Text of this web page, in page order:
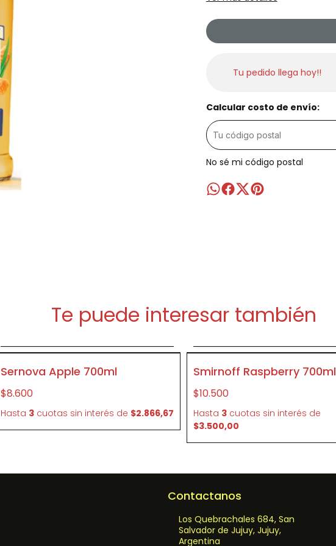
Tu pedido llega hoy!!
Calcular costo de envío:
No sé mi código postal
Te puede interesar también
Sernova Apple 700ml
$8.600
Hasta 3 cuotas sin interés de $2.866,67
P081
Smirnoff Raspberry 700ml
$10.500
Hasta 3 cuotas sin interés de
$3.500,00
Contactanos
Los Quebrachales 684, San
Salvador de Jujuy, Jujuy,
Argentina